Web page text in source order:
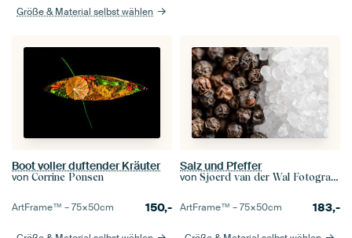
Größe & Material selbst wählen
Boot voller duftender Kräuter
von Corrine Ponsen
ArtFrame™ –75×50cm 150,-
Salz und Pfeffer
von Sjoerd van der Wal Fotografie
ArtFrame™ –75×50cm 183,-